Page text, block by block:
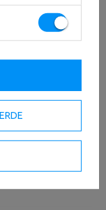
mm,
3 mm